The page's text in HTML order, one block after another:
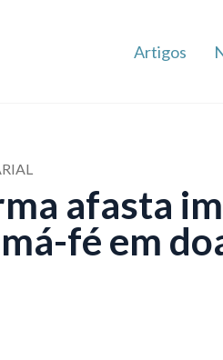
Artigos
afasta
fé em